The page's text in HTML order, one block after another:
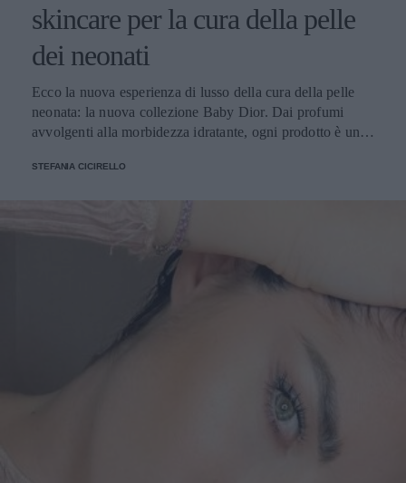
skincare per la cura della pelle
dei neonati
Ecco la nuova esperienza di lusso della cura della pelle
neonata: la nuova collezione Baby Dior. Dai profumi
avvolgenti alla morbidezza idratante, ogni prodotto è una
STEFANIA CICIRELLO